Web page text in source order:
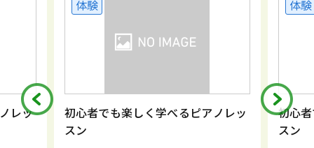
レッ
体験
初心者でも楽しく学べるピアノレッ
スン
体験
初心
スン